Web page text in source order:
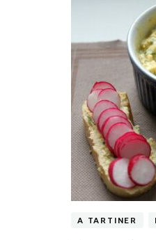
A TARTINER